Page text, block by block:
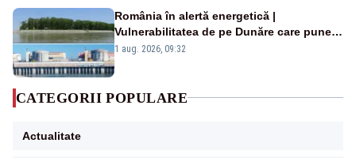
România în alertă energetică |
Vulnerabilitatea de pe Dunăre care pune
în pericol Centrala Cernavodă era
1 aug. 2026, 09:32
CATEGORII POPULARE
Actualitate